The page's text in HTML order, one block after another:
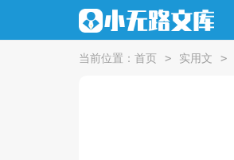
当前位置： 首页 > 实用文 >